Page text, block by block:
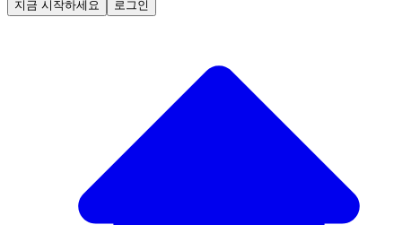
지금 시작하세요 로그인